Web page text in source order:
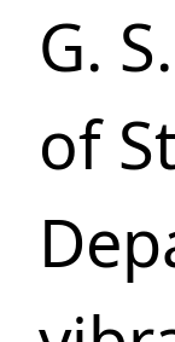
G.
of